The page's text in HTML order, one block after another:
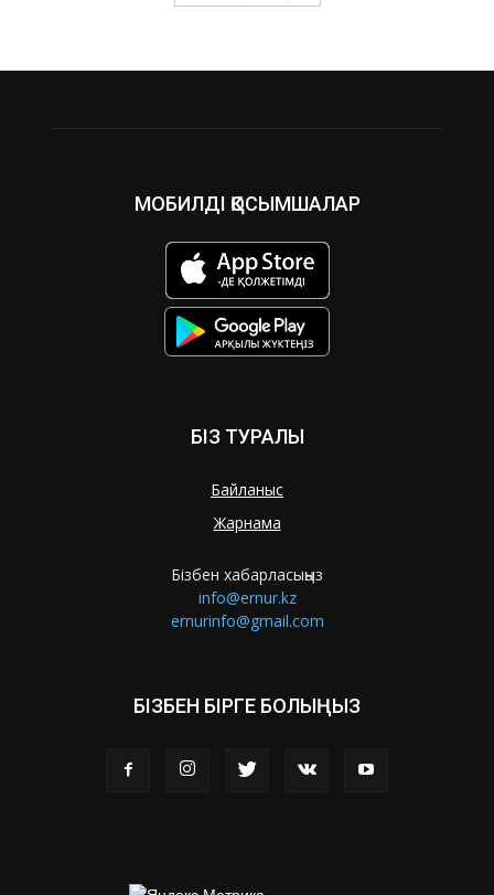
МОБИЛДІ ҚОСЫМШАЛАР
БІЗ ТУРАЛЫ
Байланыс
Жарнама
Бізбен хабарласыңыз
info@ernur.kz
ernurinfo@gmail.com
БІЗБЕН БІРГЕ БОЛЫҢЫЗ